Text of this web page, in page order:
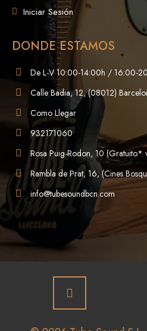
Iniciar Sesión
DONDE ESTAMOS
De L-V 10:00-14:00h / 16:00-
Calle Badia, 12, (08012)
Como Llegar
932171060
Rosa Puig-Rodon, 10 (Gratuito*
Rambla de Prat, 16, (Cines
info@tubesoundbcn.com